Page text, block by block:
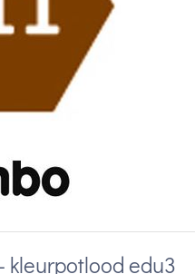
kleurpotlood edu3